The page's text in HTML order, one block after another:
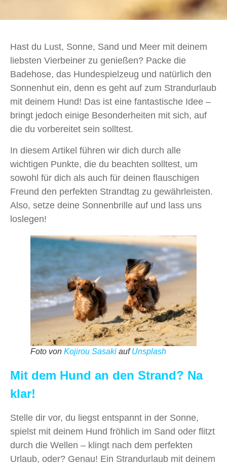
Hast du Lust, Sonne, Sand und Meer mit deinem
liebsten Vierbeiner zu genießen? Packe die
Badehose, das Hundespielzeug und natürlich den
Sonnenhut ein, denn es geht auf zum Strandurlaub
mit deinem Hund! Das ist eine fantastische Idee –
bringt jedoch einige Besonderheiten mit sich, auf
die du vorbereitet sein solltest.
In diesem Artikel führen wir dich durch alle
wichtigen Punkte, die du beachten solltest, um
sowohl für dich als auch für deinen flauschigen
Freund den perfekten Strandtag zu gewährleisten.
Also, setze deine Sonnenbrille auf und lass uns
loslegen!
Foto von Kojirou Sasaki aufUnsplash
Mit dem Hund an den Strand? Na
klar!
Stelle dir vor, du liegst entspannt in der Sonne,
spielst mit deinem Hund fröhlich im Sand oder flitzt
durch die Wellen – klingt nach dem perfekten
Urlaub, oder? Genau! Ein Strandurlaub mit deinem